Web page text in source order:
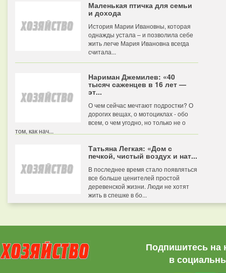
Маленькая птичка для семьи
и дохода
История Марии Ивановны, которая
однажды устала – и позволила себе
жить легче Мария Ивановна всегда
считала...
Нариман Джемилев: «40
тысяч саженцев в 16 лет —
эт...
О чем сейчас мечтают подростки? О
дорогих вещах, о мотоциклах - обо
всем, о чем угодно, но только не о
том, как нач...
Татьяна Легкая: «Дом с
печкой, чистый воздух и нат...
В последнее время стало появляться
все больше ценителей простой
деревенской жизни. Люди не хотят
жить в спешке в бо...
Подпишитесь на
в